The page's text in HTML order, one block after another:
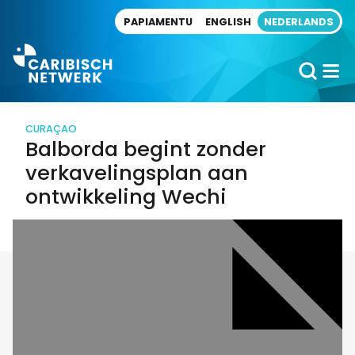
PAPIAMENTU ENGLISH NEDERLANDS
CURAÇAO
Balborda begint zonder
verkavelingsplan aan
ontwikkeling Wechi